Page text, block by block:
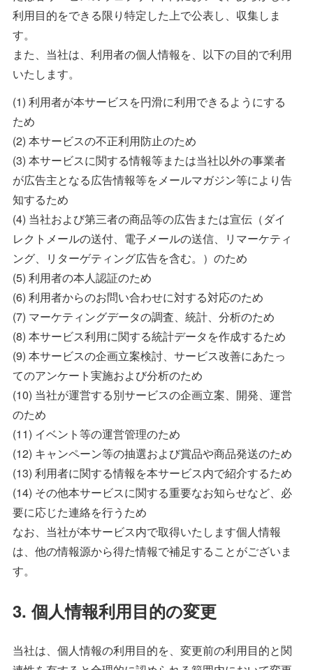
利用目的をできる限り特定した上で公表し、収集しま
す。
また、当社は、利用者の個人情報を、以下の目的で利用
いたします。
(1) 利用者が本サービスを円滑に利用できるようにする
ため
(2) 本サービスの不正利用防止のため
(3) 本サービスに関する情報等または当社以外の事業者
が広告主となる広告情報等をメールマガジン等により告
知するため
(4) 当社および第三者の商品等の広告または宣伝（ダイ
レクトメールの送付、電子メールの送信、リマーケティ
ング、リターゲティング広告を含む。）のため
(5) 利用者の本人認証のため
(6) 利用者からのお問い合わせに対する対応のため
(7) マーケティングデータの調査、統計、分析のため
(8) 本サービス利用に関する統計データを作成するため
(9) 本サービスの企画立案検討、サービス改善にあたっ
てのアンケート実施および分析のため
(10) 当社が運営する別サービスの企画立案、開発、運営
のため
(11) イベント等の運営管理のため
(12) キャンペーン等の抽選および賞品や商品発送のため
(13) 利用者に関する情報を本サービス内で紹介するため
(14) その他本サービスに関する重要なお知らせなど、必
要に応じた連絡を行うため
なお、当社が本サービス内で取得いたします個人情報
は、他の情報源から得た情報で補足することがございま
す。
3. 個人情報利用目的の変更
当社は、個人情報の利用目的を、変更前の利用目的と関